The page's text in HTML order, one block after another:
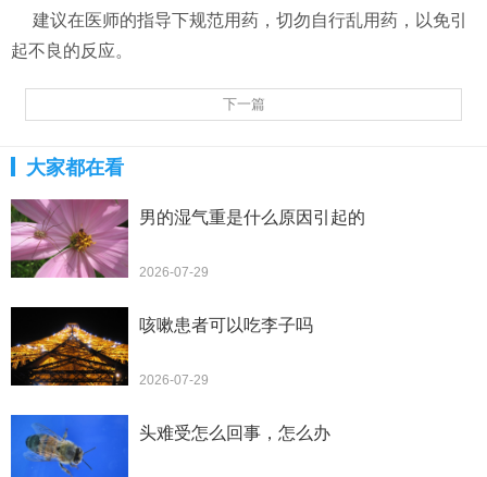
建议在医师的指导下规范用药，切勿自行乱用药，以免引
起不良的反应。
下一篇
大家都在看
男的湿气重是什么原因引起的
2026-07-29
咳嗽患者可以吃李子吗
2026-07-29
头难受怎么回事，怎么办